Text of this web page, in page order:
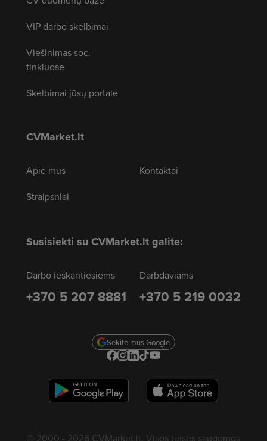
VIP darbo skelbimai
Viešinimas soc.
tinkluose
Skelbimai jūsų portale
CVMarket.lt
Apie mus
Straipsniai
Kontaktai
Susisiekti su CVMarket.lt galite:
Darbo ieškantiesiems
+370 5 207 8881
Darbdaviams
+370 5 219 0032
Sekite mus Google
© 2000 - 2026 CVMarket.lt. Visos teisės saugomos